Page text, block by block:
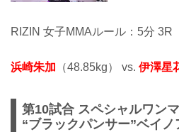
RIZIN 女子MMAルール：5分 3R
浜崎朱加 （48.85kg） vs. 伊澤星
第10試合 スペシャルワン
“ブラックパンサー”ベイノ